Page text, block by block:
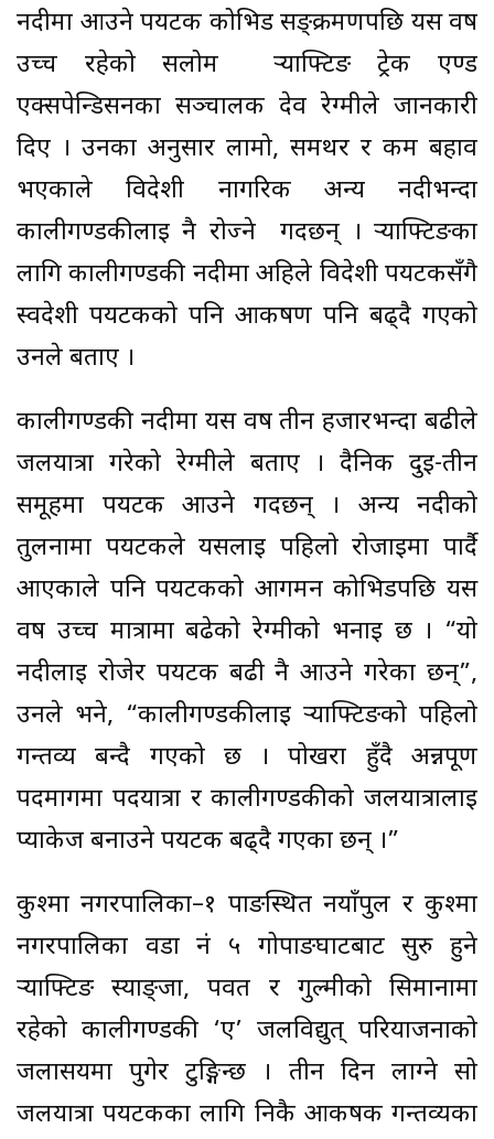
नदीमा आउने पर्यटक कोभिड सङ्क्रमणपछि यस वर्ष
उच्च रहेको सलोम र्‍याफ्टिङ ट्रेक एण्ड
एक्सपेन्डिसनका सञ्चालक देव रेग्मीले जानकारी
दिए । उनका अनुसार लामो, समथर र कम बहाव
भएकाले विदेशी नागरिक अन्य नदीभन्दा
कालीगण्डकीलाई नै रोज्ने गर्दछन् । र्‍याफ्टिङका
लागि कालीगण्डकी नदीमा अहिले विदेशी पर्यटकसँगै
स्वदेशी पर्यटकको पनि आकर्षण पनि बढ्दै गएको
उनले बताए ।
कालीगण्डकी नदीमा यस वर्ष तीन हजारभन्दा बढीले
जलयात्रा गरेको रेग्मीले बताए । दैनिक दुई-तीन
समूहमा पर्यटक आउने गर्दछन् । अन्य नदीको
तुलनामा पर्यटकले यसलाई पहिलो रोजाइमा पार्दै
आएकाले पनि पर्यटकको आगमन कोभिडपछि यस
वर्ष उच्च मात्रामा बढेको रेग्मीको भनाइ छ । “यो
नदीलाई रोजेर पर्यटक बढी नै आउने गरेका छन्”,
उनले भने, “कालीगण्डकीलाई र्‍याफ्टिङको पहिलो
गन्तव्य बन्दै गएको छ । पोखरा हुँदै अन्नपूर्ण
पदमार्गमा पदयात्रा र कालीगण्डकीको जलयात्रालाई
प्याकेज बनाउने पर्यटक बढ्दै गएका छन् ।”
कुश्मा नगरपालिका–१ पाङस्थित नयाँपुल र कुश्मा
नगरपालिका वडा नं ५ गोपाङघाटबाट सुरु हुने
र्‍याफ्टिङ स्याङ्जा, पर्वत र गुल्मीको सिमानामा
रहेको कालीगण्डकी ‘ए’ जलविद्युत् परियाजनाको
जलासयमा पुगेर टुङ्गिन्छ । तीन दिन लाग्ने सो
जलयात्रा पर्यटकका लागि निकै आकर्षक गन्तव्यका